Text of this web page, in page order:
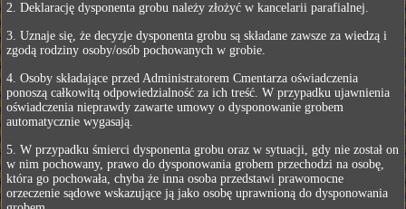
2. Deklarację dysponenta grobu należy złożyć w kancelarii parafialnej.
3. Uznaje się, że decyzje dysponenta grobu są składane zawsze za wiedzą i
zgodą rodziny osoby/osób pochowanych w grobie.
4. Osoby składające przed Administratorem Cmentarza oświadczenia
ponoszą całkowitą odpowiedzialność za ich treść. W przypadku ujawnienia
oświadczenia nieprawdy zawarte umowy o dysponowanie grobem
automatycznie wygasają.
5. W przypadku śmierci dysponenta grobu oraz w sytuacji, gdy nie został on
w nim pochowany, prawo do dysponowania grobem przechodzi na osobę,
która go pochowała, chyba że inna osoba przedstawi prawomocne
orzeczenie sądowe wskazujące ją jako osobę uprawnioną do dysponowania